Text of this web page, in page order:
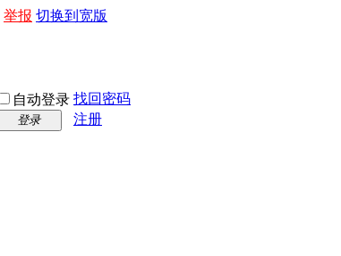
举报 切换到宽版
自动登录 找回密码
登录 注册